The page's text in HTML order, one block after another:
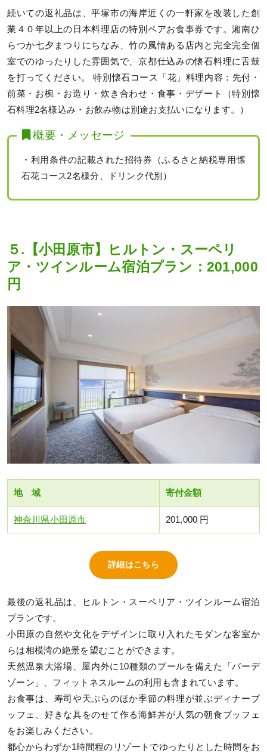
続いての返礼品は、平塚市の海岸近くの一軒家を改装した創
業４０年以上の日本料理店の特別ペアお食事券です。湘南ひ
らつか七夕まつりにちなみ、竹の風情ある店内と完全完全個
室でのゆったりした雰囲気で、京都仕込みの懐石料理に舌鼓
を打ってください。 特別懐石コース「花」料理内容：先付・
前菜・お椀・お造り・炊き合わせ・食事・デザート（特別懐
石料理2名様込み・お飲み物は別途お支払いになります。）
概要・メッセージ
・利用条件の記載された招待券（ふるさと納税専用懐
石花コース2名様分、ドリンク代別）
５.【小田原市】ヒルトン・スーペリ
ア・ツインルーム宿泊プラン：201,000
円
地 域 寄付金額
神奈川県小田原市 201,000 円
詳細はこちら
最後の返礼品は、ヒルトン・スーペリア・ツインルーム宿泊
プランです。
小田原の自然や文化をデザインに取り入れたモダンな客室か
らは相模湾の絶景を望むことができます。
天然温泉大浴場、屋内外に10種類のプールを備えた「バーデ
ゾーン」、フィットネスルームの利用も含まれています。
お食事は、寿司や天ぷらのほか季節の料理が並ぶディナーブ
ッフェ、好きな具をのせて作る海鮮丼が人気の朝食ブッフェ
をお楽しみください。
都心からわずか1時間程のリゾートでゆったりとした時間をお